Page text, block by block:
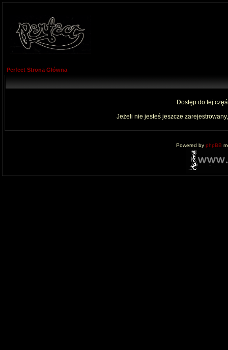
Perfect Strona Główna
Dostęp do tej
Jeżeli nie jesteś jeszcze
Powered by phpBB